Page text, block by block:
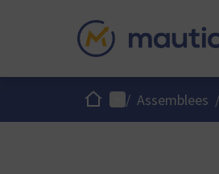
Inici Menú principal
/ Assemblees /